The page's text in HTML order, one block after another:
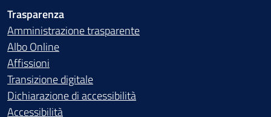
Trasparenza
Amministrazione trasparente
Albo Online
Affissioni
Transizione digitale
Dichiarazione di accessibilità
Accessibilità